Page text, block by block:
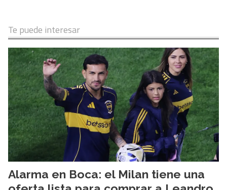
Te puede interesar
Alarma en Boca: el Milan tiene una